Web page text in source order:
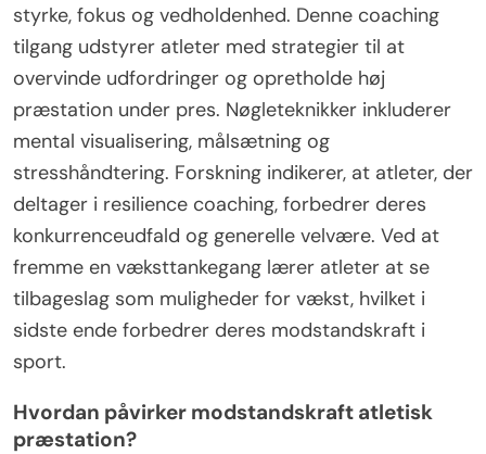
styrke, fokus og vedholdenhed. Denne coaching
tilgang udstyrer atleter med strategier til at
overvinde udfordringer og opretholde høj
præstation under pres. Nøgleteknikker inkluderer
mental visualisering, målsætning og
stresshåndtering. Forskning indikerer, at atleter, der
deltager i resilience coaching, forbedrer deres
konkurrenceudfald og generelle velvære. Ved at
fremme en væksttankegang lærer atleter at se
tilbageslag som muligheder for vækst, hvilket i
sidste ende forbedrer deres modstandskraft i
sport.
Hvordan påvirker modstandskraft atletisk
præstation?